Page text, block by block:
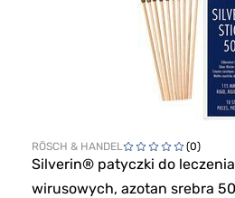
RÖSCH & HANDEL (0)
Silverin® patyczki do
wirusowych, azotan srebra